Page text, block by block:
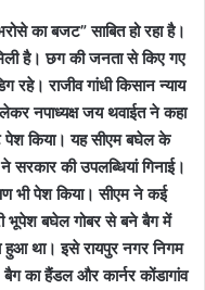
का बजट” साबित हो रहा है।
है। छग की जनता से किए गए
रहे। राजीव गांधी किसान न्याय
नपाध्यक्ष जय थवाईत ने कहा
पेश किया। यह सीएम बघेल के
सरकार की उपलब्धियां गिनाई।
भी पेश किया। सीएम ने कई
भूपेश बघेल गोबर से बने बैग में
था। इसे रायपुर नगर निगम
का हैंडल और कार्नर कोंडागांव